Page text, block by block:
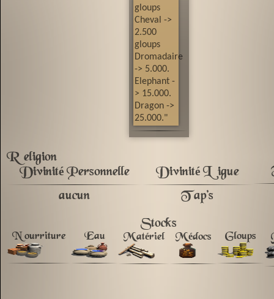
gloups
Cheval ->
2.500
gloups
Dromadaire
-> 5.000.
Elephant -
> 15.000.
Dragon ->
25.000."
Religion
Divinité Personnelle
aucun
Divinité Ligue
Tap's
Stocks
Nourriture Eau Matériel Médocs Gloups